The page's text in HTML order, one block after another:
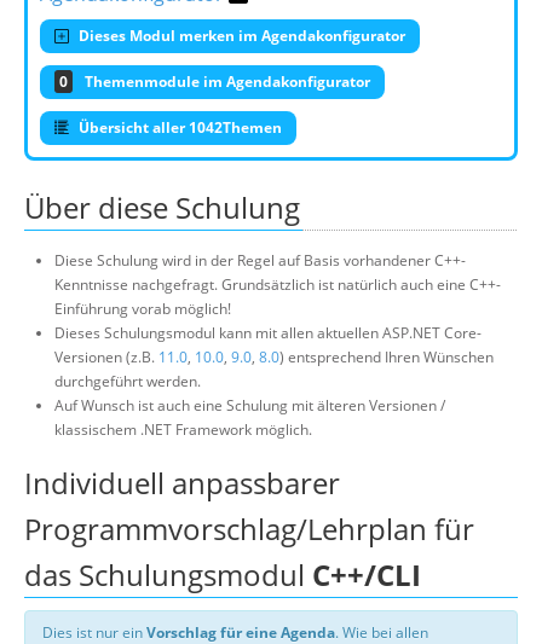
Dieses Modul merken im Agendakonfigurator
0 Themenmodule im Agendakonfigurator
Übersicht aller 1042Themen
Über diese Schulung
Diese Schulung wird in der Regel auf Basis vorhandener C++-
Kenntnisse nachgefragt. Grundsätzlich ist natürlich auch eine C++-
Einführung vorab möglich!
Dieses Schulungsmodul kann mit allen aktuellen ASP.NET Core-
Versionen (z.B. 11.0, 10.0, 9.0, 8.0) entsprechend Ihren Wünschen
durchgeführt werden.
Auf Wunsch ist auch eine Schulung mit älteren Versionen /
klassischem .NET Framework möglich.
Individuell anpassbarer
Programmvorschlag/Lehrplan für
das Schulungsmodul C++/CLI
Dies ist nur einVorschlag für eine Agenda. Wie bei allen